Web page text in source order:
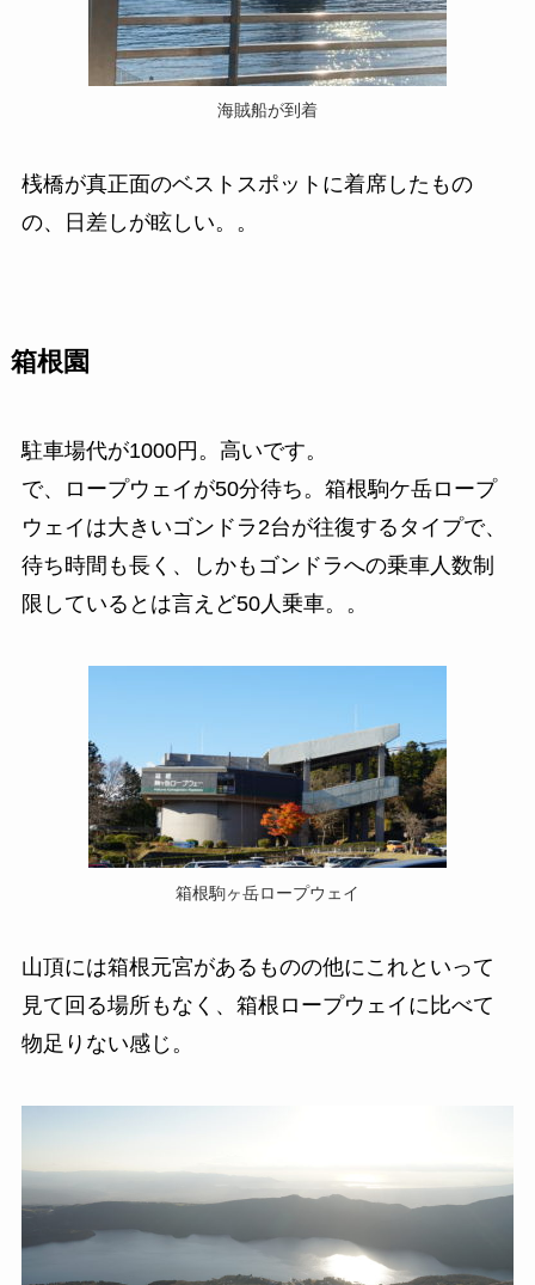
海賊船が到着
桟橋が真正面のベストスポットに着席したもの
の、日差しが眩しい。。
箱根園
駐車場代が1000円。高いです。
で、ロープウェイが50分待ち。箱根駒ケ岳ロープ
ウェイは大きいゴンドラ2台が往復するタイプで、
待ち時間も長く、しかもゴンドラへの乗車人数制
限しているとは言えど50人乗車。。
箱根駒ヶ岳ロープウェイ
山頂には箱根元宮があるものの他にこれといって
見て回る場所もなく、箱根ロープウェイに比べて
物足りない感じ。